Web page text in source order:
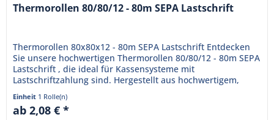
Thermorollen 80/80/12 - 80m SEPA Lastschrift
Thermorollen 80x80x12 - 80m SEPA Lastschrift Entdecken
Sie unsere hochwertigen Thermorollen 80/80/12 - 80m SEPA
Lastschrift , die ideal für Kassensysteme mit
Lastschriftzahlung sind. Hergestellt aus hochwertigem,
Einheit 1 Rolle(n)
ab 2,08 € *